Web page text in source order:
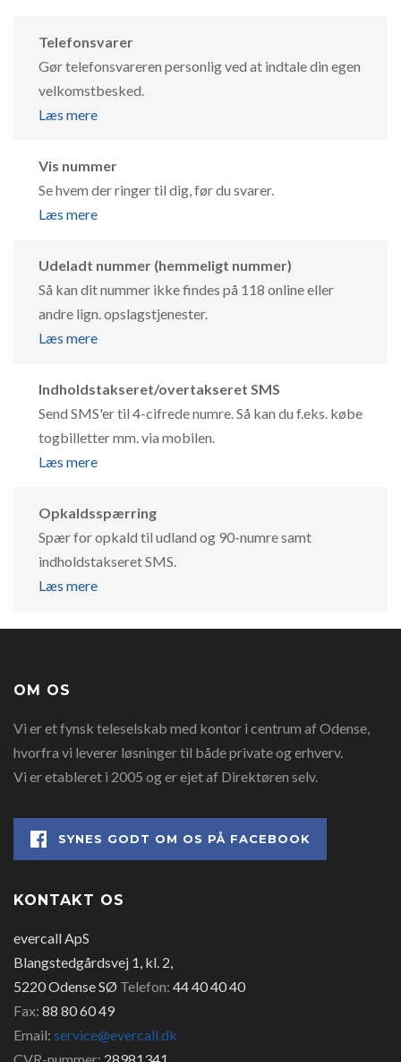
Telefonsvarer
Gør telefonsvareren personlig ved at indtale din egen
velkomstbesked.
Læs mere
Vis nummer
Se hvem der ringer til dig, før du svarer.
Læs mere
Udeladt nummer (hemmeligt nummer)
Så kan dit nummer ikke findes på 118 online eller
andre lign. opslagstjenester.
Læs mere
Indholdstakseret/overtakseret SMS
Send SMS'er til 4-cifrede numre. Så kan du f.eks. købe
togbilletter mm. via mobilen.
Læs mere
Opkaldsspærring
Spær for opkald til udland og 90-numre samt
indholdstakseret SMS.
Læs mere
OM OS
Vi er et fynsk teleselskab med kontor i centrum af Odense,
hvorfra vi leverer løsninger til både private og erhverv.
Vi er etableret i 2005 og er ejet af Direktøren selv.
SYNES GODT OM OS PÅ FACEBOOK
KONTAKT OS
evercall ApS
Blangstedgårdsvej 1, kl. 2,
5220 Odense SØ Telefon: 44 40 40 40
Fax: 88 80 60 49
Email: service@evercall.dk